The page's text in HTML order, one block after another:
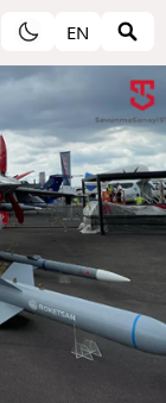
EN